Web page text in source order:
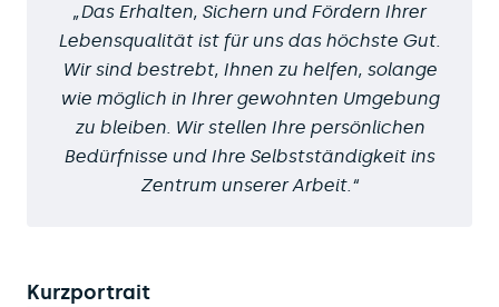
Das Erhalten, Sichern und Fördern Ihrer
Lebensqualität ist für uns das höchste Gut.
Wir sind bestrebt, Ihnen zu helfen, solange
wie möglich in Ihrer gewohnten Umgebung
zu bleiben. Wir stellen Ihre persönlichen
Bedürfnisse und Ihre Selbstständigkeit ins
Zentrum unserer Arbeit.
Kurzportrait